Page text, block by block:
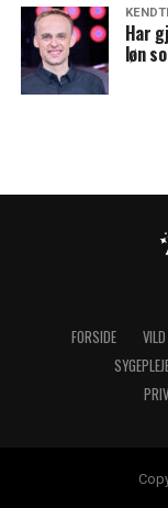
Har
løn
FORSIDE